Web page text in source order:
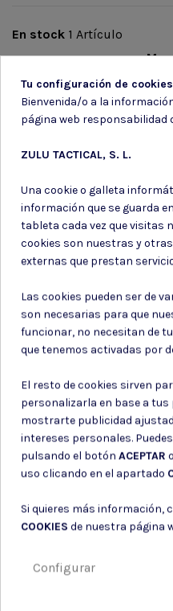
En stock 1 Artículo
Suscríbete a
información de
Consiento el uso de mis
Política de privacidad
Consiento el uso de mis
de su entidad.
Tu configuración de cookies
Bienvenida/o a la
página web responsabilidad
ZULU TACTICAL, S. L.
Una cookie o galleta
información que se guarda
tableta cada vez que visitas
cookies son nuestras y
externas que prestan
Las cookies pueden ser de
son necesarias para que
funcionar, no necesitan de
que tenemos activadas por
El resto de cookies sirven
personalizarla en base a
mostrarte publicidad
intereses personales.
pulsando el botón ACEPTAR
uso clicando en el apartado
Si quieres más información,
COOKIES de nuestra página
Configurar